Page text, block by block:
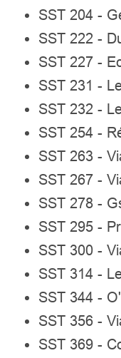
SST 204 -
SST 222 -
SST 227 -
SST 231 -
SST 232 -
SST 254 -
SST 263 -
SST 267 -
SST 278 -
SST 295 -
SST 300 -
SST 314 -
SST 344 -
SST 356 -
SST 369 -